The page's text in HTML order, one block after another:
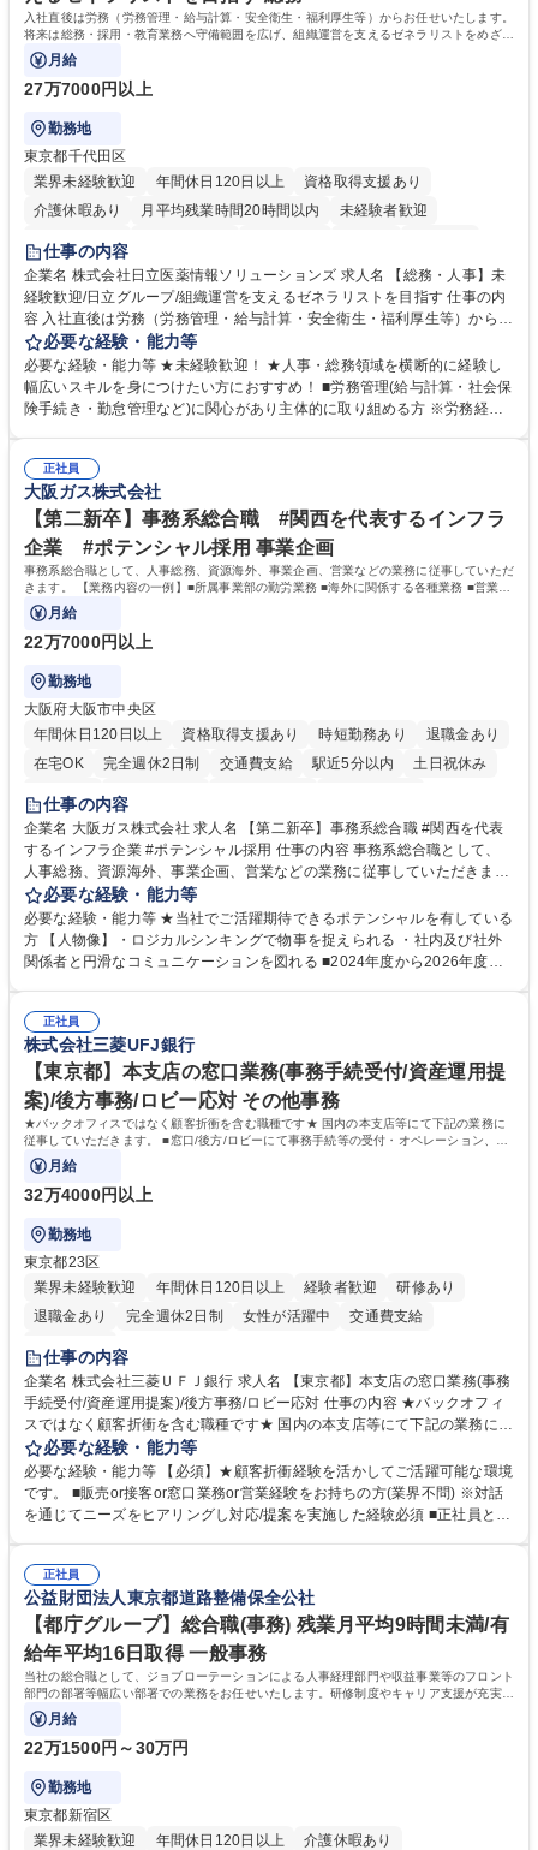
入社直後は労務（労務管理・給与計算・安全衛生・福利厚生等）からお任せいたします。
将来は総務・採用・教育業務へ守備範囲を広げ、組織運営を支えるゼネラリストをめざせ
ます。
月給
27万7000円以上
勤務地
東京都千代田区
業界未経験歓迎
年間休日120日以上
資格取得支援あり
介護休暇あり
月平均残業時間20時間以内
未経験者歓迎
住宅手当あり
育休あり
完全週休2日制 交通費支給 土日祝休み 寮・社宅あり
仕事の内容
企業名 株式会社日立医薬情報ソリューションズ 求人名 【総務・人事】未
経験歓迎/日立グループ/組織運営を支えるゼネラリストを目指す 仕事の内
容 入社直後は労務（労務管理・給与計算・安全衛生・福利厚生等）からお
任せいたします。将来は総務・採用・教育業務へ守備範囲を広げ、組織運
営を支えるゼネラリストをめざせます。 ・初期業務：労働時間管理、給与
計算、社会保険対応、福利厚生管理、安全衛生、健康経営推進等をお任せ
します。ご経験に応じて、休職者管理など、幅広く経験を積んでいただき
幅広く経験を積みたい意欲がある方に最適な環境です。 募集職種 【総
務・人事】未経験歓迎/日立グループ/組織運営を支えるゼネラリストを目
指す
必要な経験・能力等
必要な経験・能力等 ★未経験歓迎！ ★人事・総務領域を横断的に経験し
幅広いスキルを身につけたい方におすすめ！ ■労務管理(給与計算・社会保
険手続き・勤怠管理など)に関心があり主体的に取り組める方 ※労務経験
のご経験 ■労務管理（給与計算・社会保険手続き・勤怠管理など）の経験
■衛生管理者の資格をお持ちの方 学歴・資格 学歴：大学院 大学 高専 短大
専修学校 高校 語学力： 資格：
正社員
大阪ガス株式会社
【第二新卒】事務系総合職 #関西を代表するインフラ
企業 #ポテンシャル採用 事業企画
事務系総合職として、人事総務、資源海外、事業企画、営業などの業務に従事していただ
きます。 【業務内容の一例】■所属事業部の勤労業務 ■海外に関係する各種業務 ■営業部
門の企画スタッフ、ルート営業
月給
22万7000円以上
勤務地
大阪府大阪市中央区
年間休日120日以上
資格取得支援あり 時短勤務あり
退職金あり
在宅OK
完全週休2日制 交通費支給 駅近5分以内
土日祝休み
服装自由
第二新卒歓迎
仕事の内容
企業名 大阪ガス株式会社 求人名 【第二新卒】事務系総合職 #関西を代表
するインフラ企業 #ポテンシャル採用 仕事の内容 事務系総合職として、
人事総務、資源海外、事業企画、営業などの業務に従事していただきま
す。 【業務内容の一例】■所属事業部の勤労業務 ■海外に関係する各種業
務 ■営業部門の企画スタッフ、ルート営業 【キャリアパス】入社後の配属
ポジションで一定期間ご活躍頂いた後、本人の適性及び将来のキャリアを
鑑みてジョブローテーションを行います。 【育成】OJTでの現場育成や研
表するインフラ企業 #ポテンシャル採用
必要な経験・能力等
必要な経験・能力等 ★当社でご活躍期待できるポテンシャルを有している
方 【人物像】・ロジカルシンキングで物事を捉えられる ・社内及び社外
関係者と円滑なコミュニケーションを図れる ■2024年度から2026年度ま
72.html ■エネルギーセキュリティの不安定化や気候変動による自然災害の
甚大化など、これまで以上に社会課題解決の重要性が高まっています。
「未来の日常」の創造に向けて持続可能な社会の実現に貢献してまいりま
す。 学歴・資格 学歴：大学院 大学 語学力： 資格：
正社員
株式会社三菱UFJ銀行
【東京都】本支店の窓口業務(事務手続受付/資産運用提
案)/後方事務/ロビー応対 その他事務
★バックオフィスではなく顧客折衝を含む職種です★ 国内の本支店等にて下記の業務に
従事していただきます。 ■窓口/後方/ロビーにて事務手続等の受付・オペレーション、お
客様対応
月給
32万4000円以上
勤務地
東京都23区
業界未経験歓迎
年間休日120日以上 経験者歓迎
研修あり
退職金あり
完全週休2日制 女性が活躍中
交通費支給
土日祝休み
仕事の内容
企業名 株式会社三菱ＵＦＪ銀行 求人名 【東京都】本支店の窓口業務(事務
手続受付/資産運用提案)/後方事務/ロビー応対 仕事の内容 ★バックオフィ
スではなく顧客折衝を含む職種です★ 国内の本支店等にて下記の業務に従
事していただきます。 ■窓口/後方/ロビーにて事務手続等の受付・オペレ
ーション、お客様対応 ■窓口にて、ご来店された個人のお客様に対して金
融商品のご提案 ■効率的な事務運用の検討・構築等 ≪業務紹介：ご応募前
に必ずご覧ください≫ ※記事 https://www.mysite.bk.mufg.jp/career/circle/
必要な経験・能力等
必要な経験・能力等 【必須】★顧客折衝経験を活かしてご活躍可能な環境
です。 ■販売or接客or窓口業務or営業経験をお持ちの方(業界不問) ※対話
を通じてニーズをヒアリングし対応/提案を実施した経験必須 ■正社員とし
るので安心して入行いただけます。 幅広いキャリアの選択肢があり、公募
や社内副業等を活用し、 一人ひとりが挑戦できるカルチャーが浸透してい
ます。 学歴・資格 学歴：大学院 大学 高専 短大 専修学校 高校 語学力：
資格：
正社員
公益財団法人東京都道路整備保全公社
【都庁グループ】総合職(事務) 残業月平均9時間未満/有
給年平均16日取得 一般事務
当社の総合職として、ジョブローテーションによる人事経理部門や収益事業等のフロント
部門の部署等幅広い部署での業務をお任せいたします。研修制度やキャリア支援が充実し
ております！ ※下記業務詳細
月給
22万1500円～30万円
勤務地
東京都新宿区
業界未経験歓迎
年間休日120日以上
介護休暇あり